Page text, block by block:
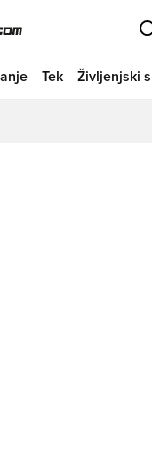
Tek Življenjski